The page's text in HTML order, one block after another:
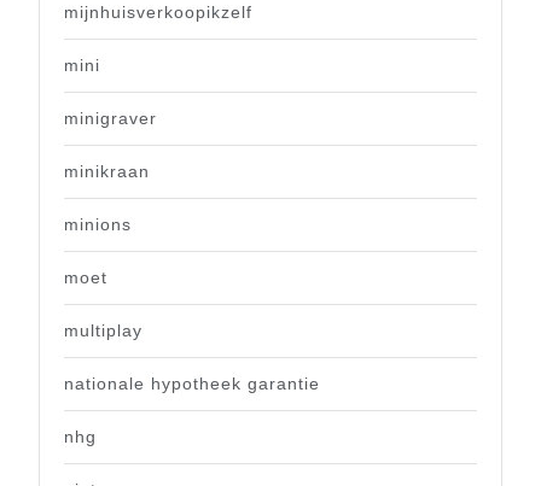
mijnhuisverkoopikzelf
mini
minigraver
minikraan
minions
moet
multiplay
nationale hypotheek garantie
nhg